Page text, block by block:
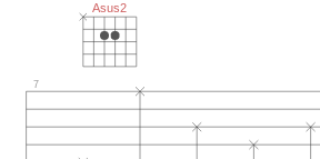
Asus2
7